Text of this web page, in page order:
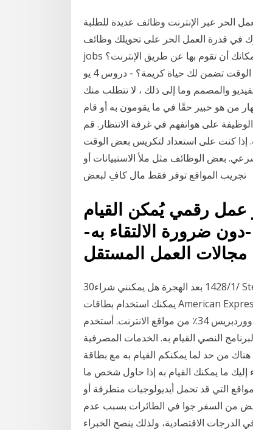
الحر عبر الإنترنت وظائف عديدة للطلبة
في قدرة العمل الحر على تحويلك وظائف
jobs متاحة عبر الإنترنت، ردا على سؤال ما هي الوظائف التي بإمكانك أن تقوم بها عن طريق الإنترنت؟
وبنفس الوقت تضمن لك حياة كريمة؟ - دروس 4 يو Dros4U على سبيل المثال ، وظائف مثل المطور
والمصمم وما إلى ذلك ، لا تتطلب منك
هو خبير حقًا في ما يقومون به أو قام
على هواتفهم في غرفة الانتظار. قم
إذا كنت على استعداد لتكريس بعض الوقت
بعض الوظائف مثل ملأ الاستبيانات أو
تجريب المواقع توفر فقط مال كافِ لبعض
عمل رقمي يُمكن القيام
دون ضرورة الالتقاء به-
30‏‏/1‏‏/1428 بعد الهجرة هل يمكنني شراء Stellar Lumens عبر الإنترنت باستخدام American Express؟ لا
يمكنك استخدام بطاقات American Express لإجراء عملية شراء. لكننا ندعم Visa و Mastercard. في
الواقع، قوى ووردبريس 34٪ من مواقع الانترنت. أستخدم WordPress لإنشاء جميع مواقعي على الويب. نظرًا
النصي القيام به. الخدمات المصرفية
من حد لما يمكنكم القيام به مع بطاقة
إليك ما يمكنك القيام به إذا حاول شخص ما
التي قد تحمل أيديولوجيات متطرفة أو
من السفر جوا في الطائرات بسبب عدم
الاقتصادية، ولذلك ينصح الخبراء